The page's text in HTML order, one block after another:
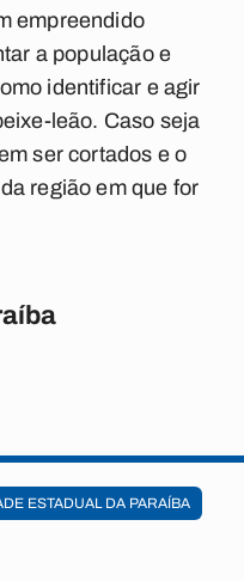
empreendido
a população e
identificar e agir
leão. Caso seja
ser cortados e o
região em que for
ESTADUAL DA PARAÍBA